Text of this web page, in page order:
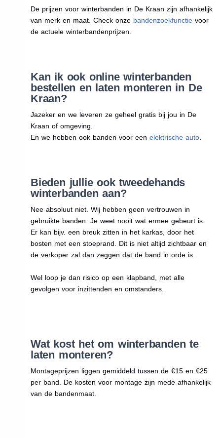
De prijzen voor winterbanden in De Kraan zijn afhankelijk
van merk en maat. Check onze bandenzoekfunctievoor
de actuele winterbandenprijzen.
Kan ik ook online winterbanden
bestellen en laten monteren in De
Kraan?
Jazeker en we leveren ze geheel gratis bij jou in De
Kraan of omgeving.
En we hebben ook banden voor een elektrische auto.
Bieden jullie ook tweedehands
winterbanden aan?
Nee absoluut niet. Wij hebben geen vertrouwen in
gebruikte banden. Je weet nooit wat ermee gebeurt is.
Er kan bijv. een breuk zitten in het karkas, door het
bosten met een stoeprand. Dit is niet altijd zichtbaar en
de verkoper zal dan zeggen dat de band in orde is.
Wel loop je dan risico op een klapband, met alle
gevolgen voor inzittenden en omstanders.
Wat kost het om winterbanden te
laten monteren?
Montageprijzen liggen gemiddeld tussen de €15 en €25
per band. De kosten voor montage zijn mede afhankelijk
van de bandenmaat.